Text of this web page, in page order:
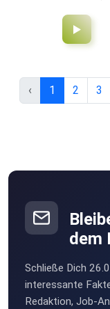
wird und
erzählen
Betrug,
Alle zwei
Mal ein
‹ 1 2 3
dem
Schließe Dich
interessante
Redaktion, Job-